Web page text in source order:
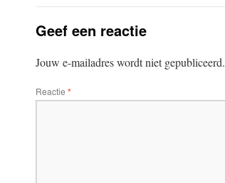
Geef een reactie
Jouw e-mailadres wordt niet gepubliceerd.
Reactie *